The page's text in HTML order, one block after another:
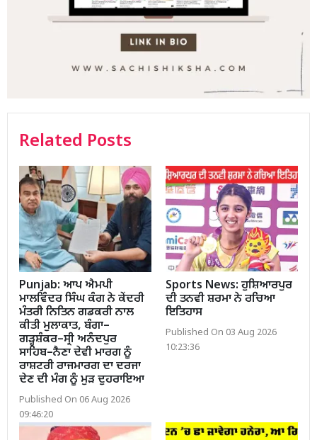
Related Posts
Punjab: ਆਪ ਐਮਪੀ
ਮਾਲਵਿੰਦਰ ਸਿੰਘ ਕੰਗ ਨੇ ਕੇਂਦਰੀ
ਮੰਤਰੀ ਨਿਤਿਨ ਗਡਕਰੀ ਨਾਲ
ਕੀਤੀ ਮੁਲਾਕਾਤ, ਬੰਗਾ–
ਗੜ੍ਹਸ਼ੰਕਰ–ਸ੍ਰੀ ਅਨੰਦਪੁਰ
ਸਾਹਿਬ–ਨੈਣਾ ਦੇਵੀ ਮਾਰਗ ਨੂੰ
ਰਾਸ਼ਟਰੀ ਰਾਜਮਾਰਗ ਦਾ ਦਰਜਾ
ਦੇਣ ਦੀ ਮੰਗ ਨੂੰ ਮੁੜ ਦੁਹਰਾਇਆ
Published On 06 Aug 2026
09:46:20
Sports News: ਹੁਸ਼ਿਆਰਪੁਰ
ਦੀ ਤਨਵੀ ਸ਼ਰਮਾ ਨੇ ਰਚਿਆ
ਇਤਿਹਾਸ
Published On 03 Aug 2026
10:23:36